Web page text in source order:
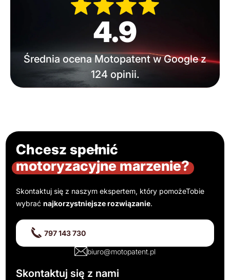
4.9
Średnia ocena Motopatent w Google z
124 opinii.
Chcesz spełnić
motoryzacyjne marzenie?
Skontaktuj się z naszym ekspertem, który pomożeTobie
wybraćnajkorzystniejsze rozwiązanie.
797 143 730
biuro@motopatent.pl
Skontaktuj się z nami